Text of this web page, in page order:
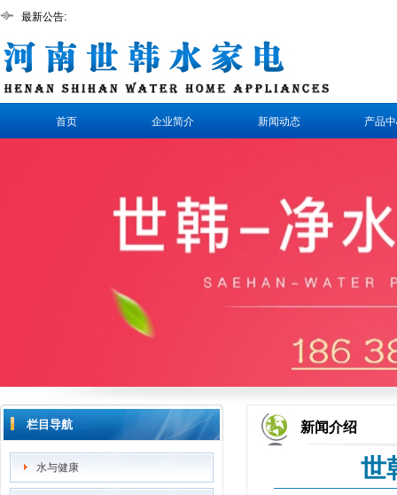
最新公告:
首页 企业简介 新闻动态 产品
栏目导航
水与健康
新闻介绍
世